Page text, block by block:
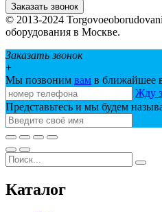
Заказать звонок
© 2013-2024
оборудования в Москве.
Заказать звонок
+
Мы позвоним вам в ближайшее
Жду
Представьтесь и мы будем
Каталог